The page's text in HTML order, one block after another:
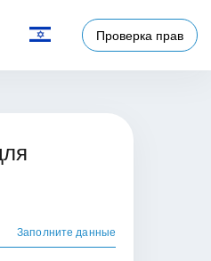
Проверка прав
Заполните данные